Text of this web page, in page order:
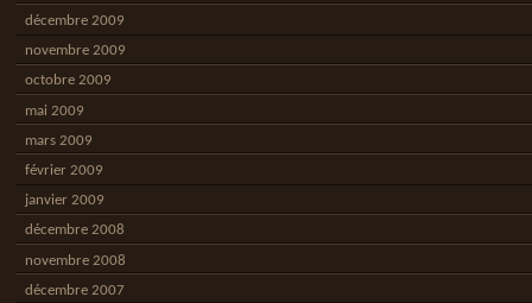
décembre 2009
novembre 2009
octobre 2009
mai 2009
mars 2009
février 2009
janvier 2009
décembre 2008
novembre 2008
décembre 2007